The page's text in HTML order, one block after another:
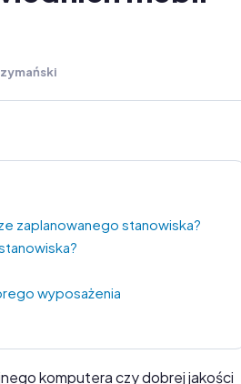
zaplanowanego stanowiska?
wyposażenia
komputera czy dobrej jakości